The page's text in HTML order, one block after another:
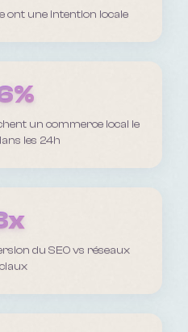
ont une intention locale
un commerce local le
les 24h
du SEO vs réseaux